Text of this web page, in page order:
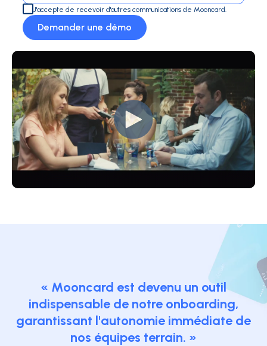
J'accepte de recevoir d'autres communications de Mooncard.
Demander une démo
« Mooncard est devenu un outil
indispensable de notre onboarding,
garantissant l'autonomie immédiate de
nos équipes terrain. »